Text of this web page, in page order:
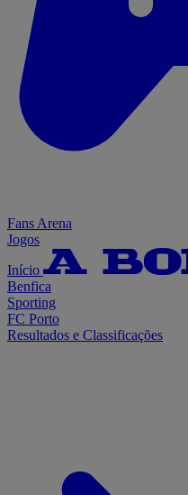
Fans Arena
Jogos
Início
Benfica
Sporting
FC Porto
Resultados e Classificações